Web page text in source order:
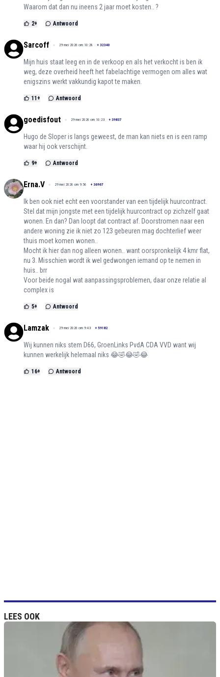
Waarom dat dan nu ineens 2 jaar moet kosten.. ?
2+ Antwoord
Sarcoff 29 mei 2026 om 10:28 + 32340
Mijn huis staat leeg en in de verkoop en als het verkocht is ben ik
weg, deze overheid heeft het fabelachtige vermogen om alles wat
enigszins werkt vakkundig kapot te maken.
11+ Antwoord
goedisfout 29 mei 2026 om 10:23 + 39837
Hugo de Sloper is langs geweest, de man kan niets en is een ramp
waar hij ook verschijnt.
9+ Antwoord
Erna.V 29 mei 2026 om 9:56 + 36967
Ik ben ook niet echt een voorstander van een tijdelijk huurcontract.
Stel dat mijn jongste met een tijdelijk huurcontract op zichzelf gaat
wonen. En dan? Dan loopt dat contract af. Doorstromen naar een
andere woning zie ik niet zo 123 gebeuren mag dochterlief weer
thuis moet komen wonen..
Mocht ik hier dan nog alleen wonen.. want oorspronkelijk 4 kmr flat,
nu 3. Misschien wordt ik wel gedwongen iemand op te nemen in
huis.. brr
Voor beide nogal wat aanpassingsproblemen, daar onze relatie al
complex is
5+ Antwoord
Lamzak 29 mei 2026 om 9:43 + 59182
Wij kunnen niks stem D66, GroenLinks PvdA CDA VVD want wij
kunnen werkelijk helemaal niks 😂🤣😂🤣😂
16+ Antwoord
LEES OOK